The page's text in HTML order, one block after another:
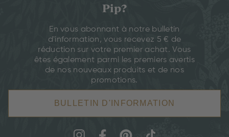
Pip?
En vous abonnant à notre bulletin
d'information, vous recevez 5 € de
réduction sur votre premier achat. Vous
êtes également parmi les premiers avertis
de nos nouveaux produits et de nos
promotions.
BULLETIN D'INFORMATION